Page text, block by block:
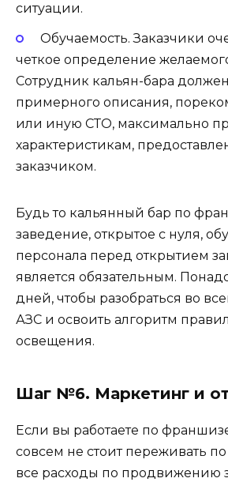
ситуации.
Обучаемость. Заказчики
четкое определение
Сотрудник кальян-бара
примерного описания,
или иную СТО, максимально
характеристикам,
заказчиком.
Будь то кальянный бар по
заведение, открытое с нуля,
персонала перед открытием
является обязательным.
дней, чтобы разобраться во
АЗС и освоить алгоритм
освещения.
Шаг №6. Маркетинг и
Если вы работаете по
совсем не стоит переживать
все расходы по продвижению